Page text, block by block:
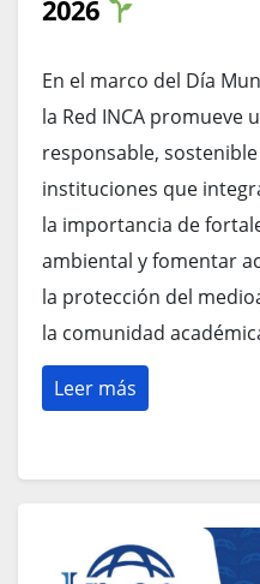
2026
En el marco del Día
la Red INCA promueve
responsable,
instituciones que
la importancia de
ambiental y fomentar
la protección del
la comunidad
Leer más